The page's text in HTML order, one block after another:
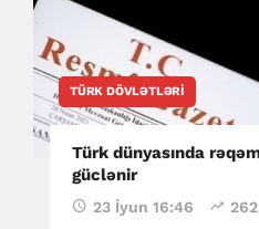
TÜRK DÖVLƏTLƏRI
Türk dünyasında
güclənir
23 İyun 16:46 262